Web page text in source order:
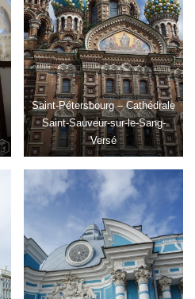
Saint-Pétersbourg – Cathédrale
Saint-Sauveur-sur-le-Sang-
Versé